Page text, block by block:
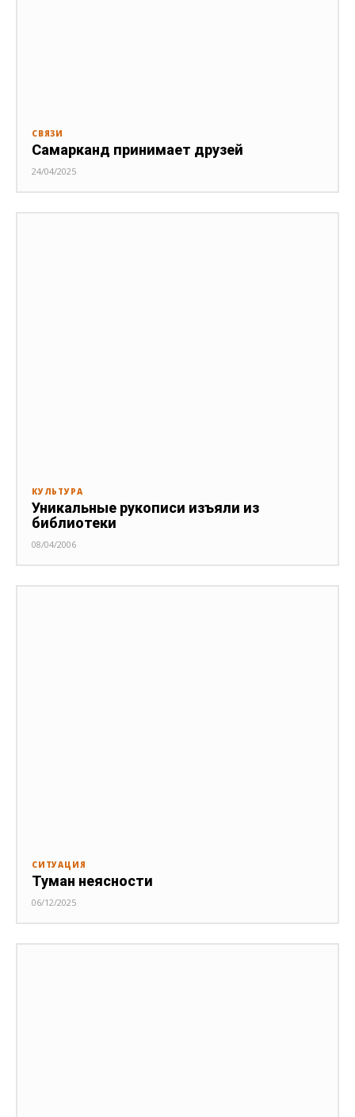
СВЯЗИ
Самарканд принимает друзей
24/04/2025
КУЛЬТУРА
Уникальные рукописи изъяли из
библиотеки
08/04/2006
СИТУАЦИЯ
Туман неясности
06/12/2025